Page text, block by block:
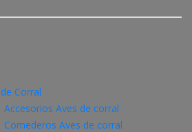
Corral
Accesorios Aves de corral
Comederos Aves de corral